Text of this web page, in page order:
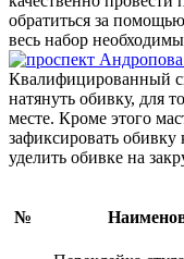
обратиться за
весь набор
Квалифицированный
натянуть обивку, для
месте. Кроме этого
зафиксировать
уделить обивке на
№